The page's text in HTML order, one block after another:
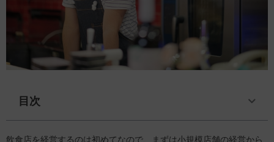
目次
飲食店を経営するのは初めてなので、まずは小規模店舗の経営から